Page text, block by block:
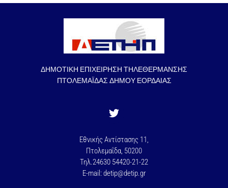
ΔΗΜΟΤΙΚΗ ΕΠΙΧΕΙΡΗΣΗ ΤΗΛΕΘΕΡΜΑΝΣΗΣ
ΠΤΟΛΕΜΑΪΔΑΣ ΔΗΜΟΥ ΕΟΡΔΑΙΑΣ
Εθνικής Αντίστασης 11,
Πτολεμαΐδα, 50200
Τηλ.24630 54420-21-22
E-mail: detip@detip.gr